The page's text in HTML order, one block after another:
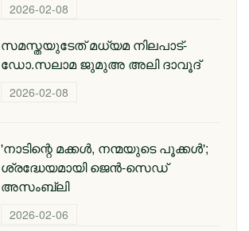
2026-02-08
സമസ്തയുടേത് മധ്യമ നിലപാട്-
ഡോ.സലാമ ജുമുഅ അലി ദാവൂദ്
2026-02-08
'നാടിന്റെ മക്കള്‍, നന്മയുടെ പൂക്കള്‍';
ശ്രദ്ധേയമായി ജെന്‍-സെഡ്
അസംബ്ലി
2026-02-06